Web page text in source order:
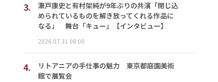
3.
瀬戸康史と有村架純が9年ぶりの共演「閉じ込
められているものを解き放ってくれる作品に
なる」 舞台「キュー」【インタビュー】
2026.07.31 08:00
4.
リトアニアの手仕事の魅力 東京都庭園美術
館で展覧会